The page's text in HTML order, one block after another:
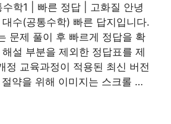
학1 | 빠른 정답 | 고화질 안녕
수(공통수학) 빠른 답지입니다.
문제 풀이 후 빠르게 정답을 확
설 부분을 제외한 정답표를 제
정 교육과정이 적용된 최신 버전
약을 위해 이미지는 스크롤 …